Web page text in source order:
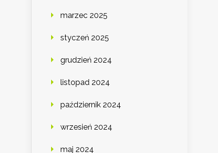
marzec 2025
styczeń 2025
grudzień 2024
listopad 2024
październik 2024
wrzesień 2024
maj 2024